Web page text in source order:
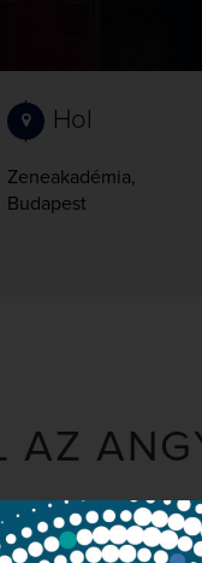
Hol
Zeneakadémia,
Budapest
AZ